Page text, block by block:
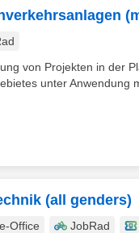
von Projekten in der
unter Anwendung
(all genders)
Office JobRad